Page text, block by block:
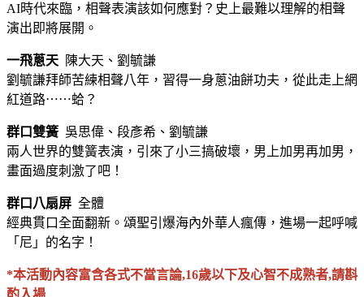
AI時代來臨，相聲表演該如何應對？史上最難以理解的相聲
演出即將展開。
一飛蔥天 陳大天、劉毓謙
劉毓謙拜師苦練相聲八年，習得一身蔥油餅功夫，從此走上網
紅道路⋯⋯蛤？
群口雙簧 吳思偉、段彥希、劉毓謙
兩人世界的雙簧表演，引來了小三搞破壞，男上加男再加男，
畫面過度刺激了吧！
群口八扇屏 全體
經典貫口全面翻新。頌聖引爆海內外華人瘋傳，進場一起呼喊
「尼」的名字！
*本活動內容富含各式不當言論,16歲以下及心智不成熟者,請斟
酌入場